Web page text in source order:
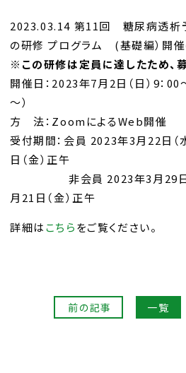
2023.03.14 第11回 糖尿病透析
の研修 プログラム (基礎編）開催
※この研修は定員に達したため、
開催日：2023年7月2日（日）9：
～）
方 法：ZoomによるWeb開催
受付期間：会員 2023年3月22日（
日（金）正午
非会員 2023年3月29日（
月21日（金）正午
詳細はこちらをご覧ください。
前の記事 一覧